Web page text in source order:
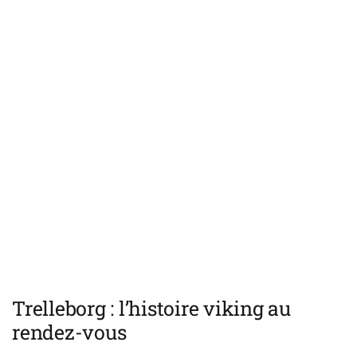
Trelleborg : l’histoire viking au
rendez-vous